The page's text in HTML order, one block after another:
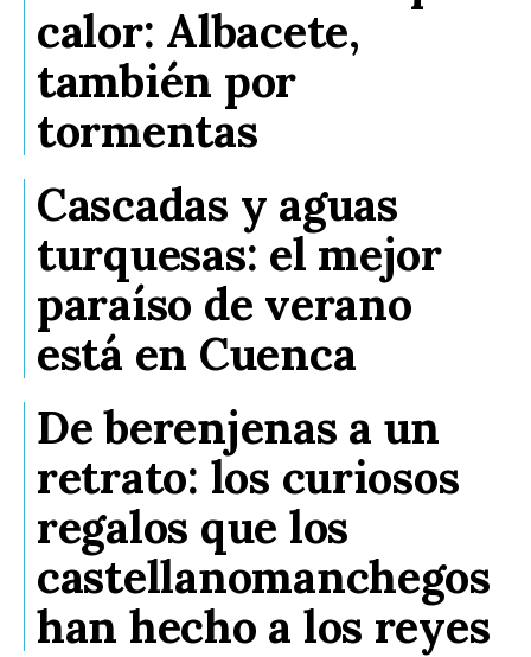
calor: Albacete,
también por
tormentas
Cascadas y aguas
turquesas: el mejor
paraíso de verano
está en Cuenca
De berenjenas a un
retrato: los curiosos
regalos que los
castellanomanchegos
han hecho a los reyes